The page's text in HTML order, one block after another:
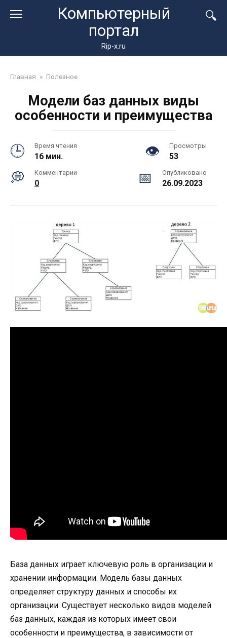
Компьютерный
портал
Rip-x.ru
Главная » Полезное
Модели баз данных виды
особенности и преимущества
Время чтения
16 мин.
Просмотры
53
Комментарии
0
Опубликовано
26.09.2023
База данных играет ключевую роль в организации и
хранении информации. Модель базы данных
определяет структуру данных и способы их
организации. Существует несколько видов моделей
баз данных, каждая из которых имеет свои
особенности и преимущества, в зависимости от